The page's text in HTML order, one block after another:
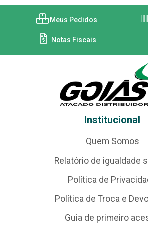
Meus Pedidos
Notas Fiscais
Institucional
Quem Somos
Relatório de igualdade
Política de
Política de Troca e
Guia de primeiro